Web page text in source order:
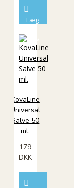
Læg
kurv
KovaLine
Universal
Salve 50
ml.
179
DKK